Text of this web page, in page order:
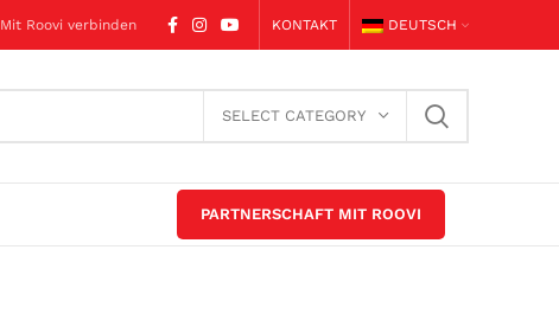
Mit Roovi verbinden KONTAKT DEUTSCH
SELECT CATEGORY
PARTNERSCHAFT MIT ROOVI